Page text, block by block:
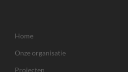
Home
Onze organisatie
Projecten